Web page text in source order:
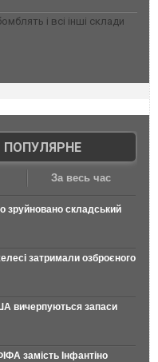
і всі інші склади
ПОПУЛЯРНЕ
За весь час
зруйновано складський
затримали озброєного
вичерпуються запаси
замість Інфантіно